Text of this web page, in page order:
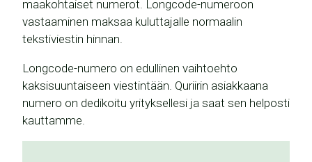
maakohtaiset numerot. Longcode-numeroon
vastaaminen maksaa kuluttajalle normaalin
tekstiviestin hinnan.
Longcode-numero on edullinen vaihtoehto
kaksisuuntaiseen viestintään. Quriirin asiakkaana
numero on dedikoitu yrityksellesi ja saat sen helposti
kauttamme.